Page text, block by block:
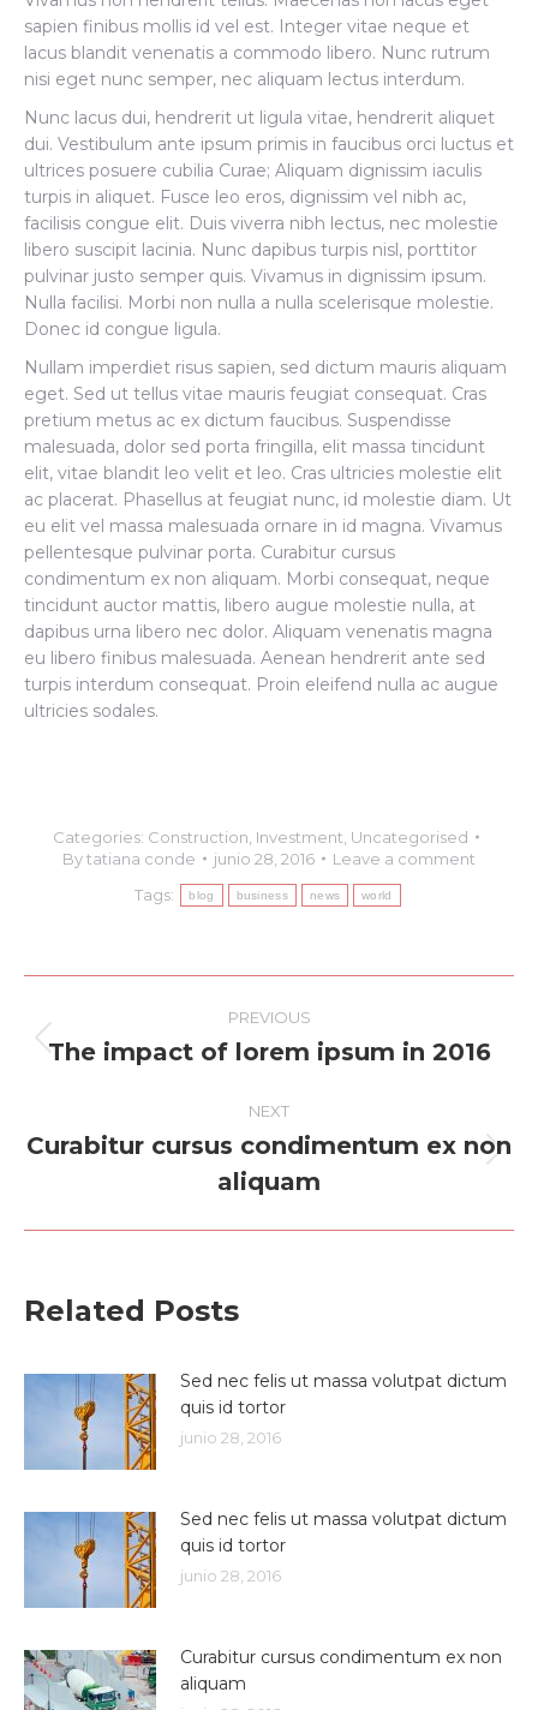
sapien finibus mollis id vel est. Integer vitae neque et
lacus blandit venenatis a commodo libero. Nunc rutrum
nisi eget nunc semper, nec aliquam lectus interdum.
Nunc lacus dui, hendrerit ut ligula vitae, hendrerit aliquet
dui. Vestibulum ante ipsum primis in faucibus orci luctus et
ultrices posuere cubilia Curae; Aliquam dignissim iaculis
turpis in aliquet. Fusce leo eros, dignissim vel nibh ac,
facilisis congue elit. Duis viverra nibh lectus, nec molestie
libero suscipit lacinia. Nunc dapibus turpis nisl, porttitor
pulvinar justo semper quis. Vivamus in dignissim ipsum.
Nulla facilisi. Morbi non nulla a nulla scelerisque molestie.
Donec id congue ligula.
Nullam imperdiet risus sapien, sed dictum mauris aliquam
eget. Sed ut tellus vitae mauris feugiat consequat. Cras
pretium metus ac ex dictum faucibus. Suspendisse
malesuada, dolor sed porta fringilla, elit massa tincidunt
elit, vitae blandit leo velit et leo. Cras ultricies molestie elit
ac placerat. Phasellus at feugiat nunc, id molestie diam. Ut
eu elit vel massa malesuada ornare in id magna. Vivamus
pellentesque pulvinar porta. Curabitur cursus
condimentum ex non aliquam. Morbi consequat, neque
tincidunt auctor mattis, libero augue molestie nulla, at
dapibus urna libero nec dolor. Aliquam venenatis magna
eu libero finibus malesuada. Aenean hendrerit ante sed
turpis interdum consequat. Proin eleifend nulla ac augue
ultricies sodales.
Categories: Construction Investment Uncategorised
Bytatiana conde junio 28, 2016
Leave a comment
Tags:
blog business news world
navigation
PREVIOUS
Previous
The impact of lorem ipsum in 2016
NEXT
Next
post:
Curabitur cursus condimentum ex non
aliquam
Related Posts
Sed nec felis ut massa volutpat dictum
quis id tortor
junio 28, 2016
Sed nec felis ut massa volutpat dictum
quis id tortor
junio 28, 2016
Curabitur cursus condimentum ex non
aliquam